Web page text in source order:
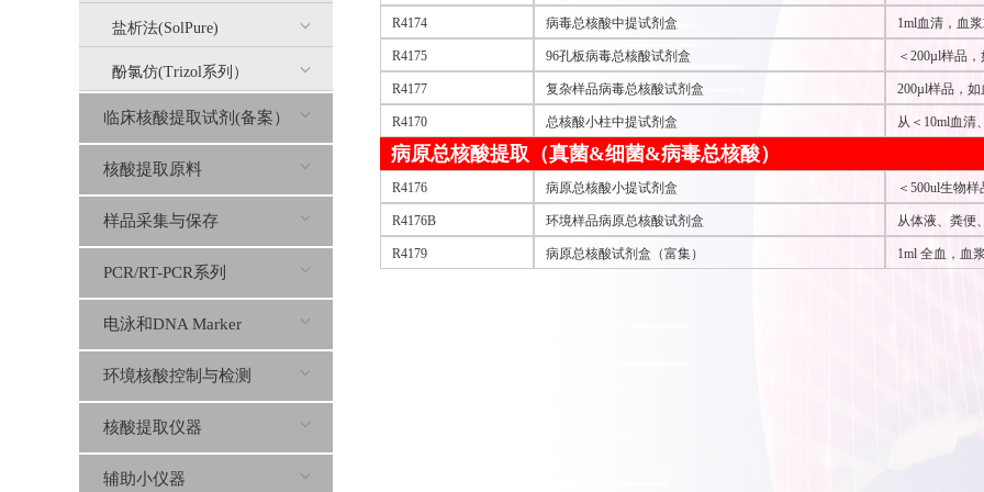
盐析法(SolPure)
酚氯仿(Trizol系列）
临床核酸提取试剂(备案）
核酸提取原料
样品采集与保存
PCR/RT-PCR系列
电泳和DNA Marker
环境核酸控制与检测
核酸提取仪器
辅助小仪器
R4174 病毒总核酸中提试剂盒 1ml血清，血
R4175 96孔板病毒总核酸试剂盒 ＜200µl样品
R4177 复杂样品病毒总核酸试剂盒 200µl样品，
R4170 总核酸小柱中提试剂盒 从＜10ml血清
病原总核酸提取（真菌&细菌&病毒总核酸）
R4176 病原总核酸小提试剂盒 ＜500ul生物
R4176B 环境样品病原总核酸试剂盒 从体液、粪便
R4179 病原总核酸试剂盒（富集） 1ml 全血，血